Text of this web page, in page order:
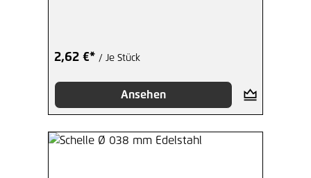
2,62 €* / Je Stück
Ansehen